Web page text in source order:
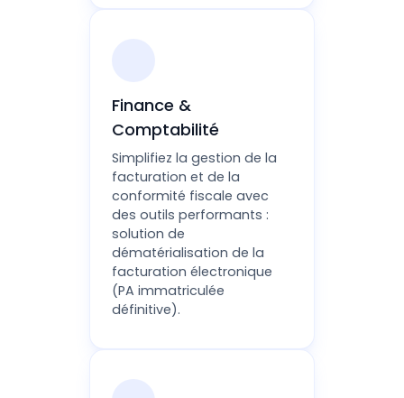
Finance &
Comptabilité
Simplifiez la gestion de la
facturation et de la
conformité fiscale avec
des outils performants :
solution de
dématérialisation de la
facturation électronique
(PA immatriculée
définitive).